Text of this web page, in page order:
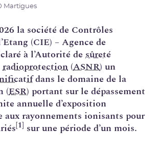
Martigues
la société de Contrôles
(CIE) – Agence de
à l’Autorité de sûreté
radioprotection (ASNR) un
dans le domaine de la
(ESR) portant sur le dépassement
annuelle d’exposition
aux rayonnements ionisants pour
[1] sur une période d’un mois.